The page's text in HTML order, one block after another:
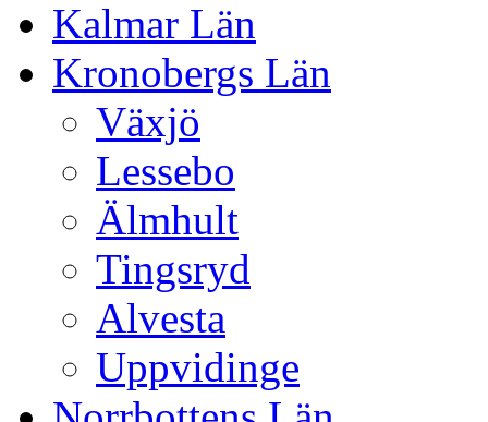
Kalmar Län
Kronobergs Län
Växjö
Lessebo
Älmhult
Tingsryd
Alvesta
Uppvidinge